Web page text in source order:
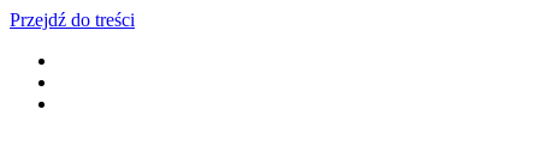
Przejdź do treści